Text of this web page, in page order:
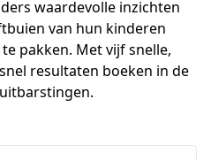
waardevolle inzichten
van hun kinderen
pakken. Met vijf snelle,
resultaten boeken in de